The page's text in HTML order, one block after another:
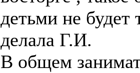
детьми не будет
делала Г.И.
В общем